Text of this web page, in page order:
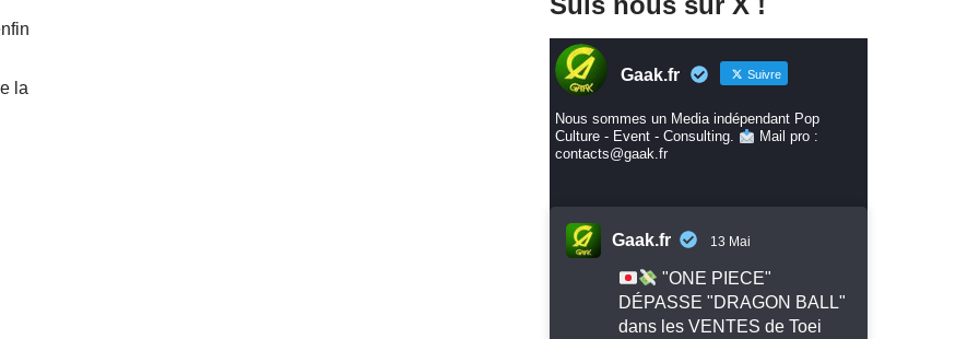
la
Gaak.fr Suivre
Nous sommes un Media indépendant Pop
Culture - Event - Consulting.
Mail pro :
contacts@gaak.fr
Gaak.fr 13 Mai
"ONE PIECE"
DÉPASSE "DRAGON BALL"
dans les VENTES de Toei